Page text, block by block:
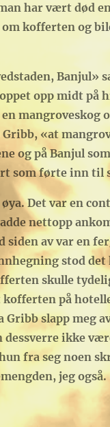
har vært død
kofferten og
Banjul»
opp midt
«at
og på Banjul
som førte inn til
Det var en
nettopp
siden av var en
stod
skulle
på
Gribb slapp meg
dessverre ikke
fra seg noen
jeg også.